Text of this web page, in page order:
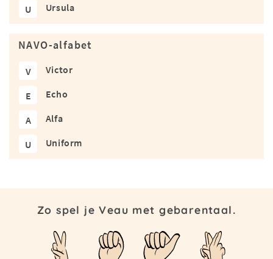
U Ursula
NAVO-alfabet
V Victor
E Echo
A Alfa
U Uniform
Zo spel je Veau met gebarentaal.